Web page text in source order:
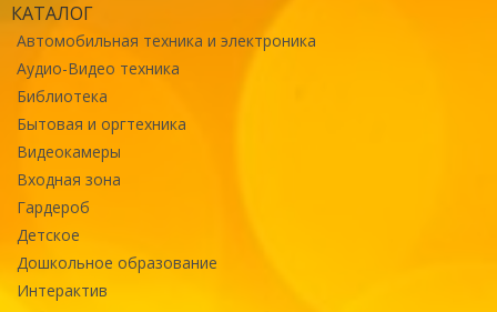
КАТАЛОГ
Автомобильная техника и электроника
Аудио-Видео техника
Библиотека
Бытовая и оргтехника
Видеокамеры
Входная зона
Гардероб
Детское
Дошкольное образование
Интерактив